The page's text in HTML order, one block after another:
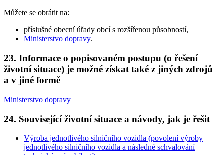
Můžete se obrátit na:
příslušné obecní úřady obcí s rozšířenou působností,
Ministerstvo dopravy.
23. Informace o popisovaném postupu (o řešení
životní situace) je možné získat také z jiných zdrojů
a v jiné formě
Ministerstvo dopravy
24. Související životní situace a návody, jak je řešit
Výroba jednotlivého silničního vozidla (povolení výroby
jednotlivého silničního vozidla a následné schvalování